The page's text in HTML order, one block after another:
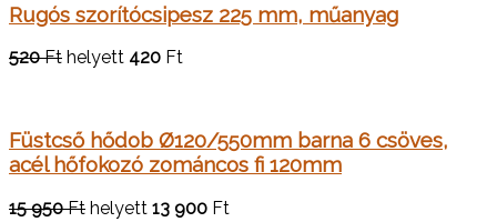
Rugós szorítócsipesz 225 mm, műanyag
520 Ft helyett 420 Ft
Füstcső hődob Ø120/550mm barna 6 csöves,
acél hőfokozó zománcos fi 120mm
15 950 Ft helyett 13 900 Ft